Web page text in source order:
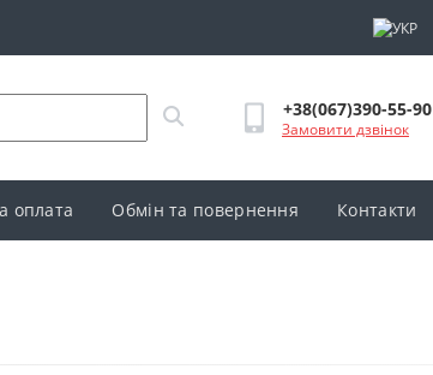
+38(067)390-55-90
Замовити дзвінок
оплата Обмін та повернення Контакти